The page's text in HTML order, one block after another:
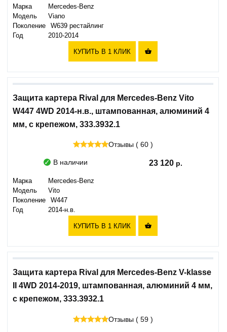
Марка
Mercedes-Benz
Модель
Viano
Поколение
W639 рестайлинг
Год
2010-2014
КУПИТЬ В 1 КЛИК 
Защита картера Rival для Mercedes-Benz Vito
W447 4WD 2014-н.в., штампованная, алюминий 4
мм, с крепежом, 333.3932.1
Отзывы ( 60 )
В наличии 23 120
Марка
Mercedes-Benz
Модель
Vito
Поколение
W447
Год
2014-н.в.
КУПИТЬ В 1 КЛИК 
Защита картера Rival для Mercedes-Benz V-klasse
II 4WD 2014-2019, штампованная, алюминий 4 мм,
с крепежом, 333.3932.1
Отзывы ( 59 )